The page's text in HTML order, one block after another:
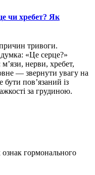
чи хребет? Як
тривоги.
«Це серце?»
нерви, хребет,
— звернути увагу на
пов’язаний із
за грудиною.
гормонального